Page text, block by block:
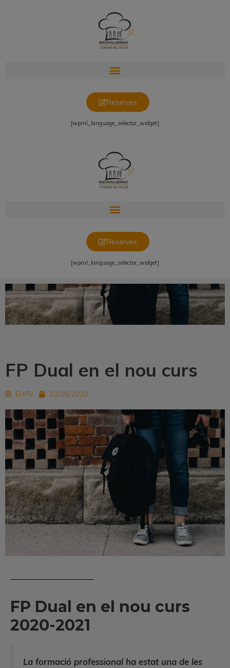
Reserves
[wpml_language_selector_widget]
Reserves
[wpml_language_selector_widget]
FP Dual en el nou curs
EHTV 23/08/2020
FP Dual en el nou curs
2020-2021
La formació professional ha estat una de les